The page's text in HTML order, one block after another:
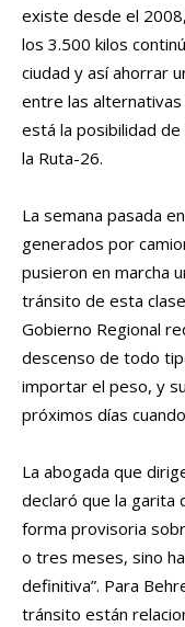
existe desde el
los 3.500 kilos
ciudad y así ahorrar
entre las
está la posibilidad
la Ruta-26.
La semana pasada
generados por
pusieron en marcha
tránsito de esta
Gobierno Regional
descenso de todo
importar el peso, y
próximos días
La abogada que
declaró que la garita
forma provisoria
o tres meses, sino
definitiva”. Para
tránsito están